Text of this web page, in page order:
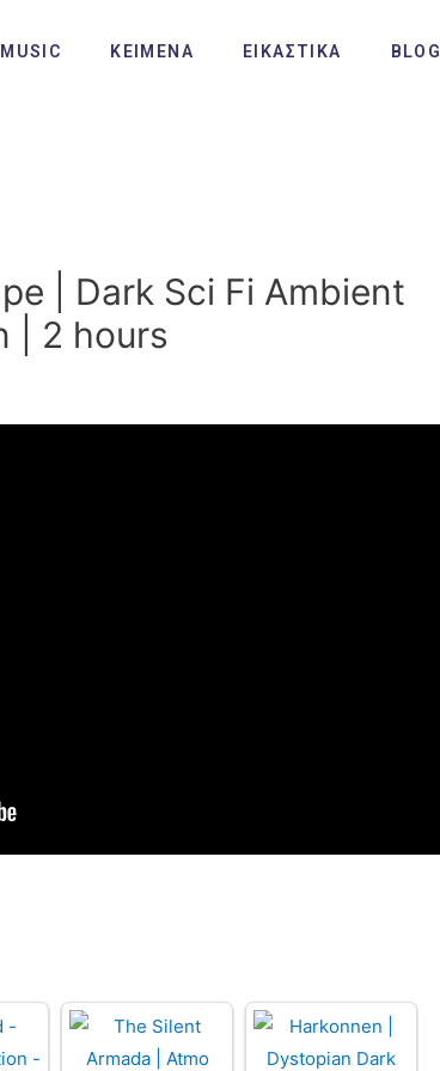
MUSIC ΚΕΙΜΕΝΑ ΕΙΚΑΣΤΙΚΑ BLOG
| Dark Sci Fi Ambient
| 2 hours